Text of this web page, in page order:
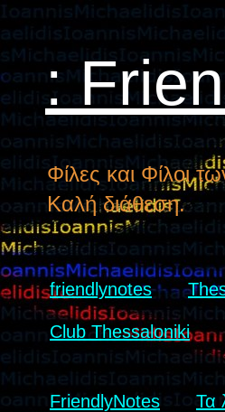
:
Φίλες και Φίλοι
Καλή διάθεση.
friendlynotes
Club Thessaloniki
FriendlyNotes Τα